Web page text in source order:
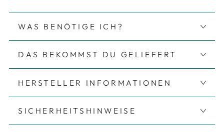
WAS BENÖTIGE ICH?
DAS BEKOMMST DU GELIEFERT
HERSTELLER INFORMATIONEN
SICHERHEITSHINWEISE